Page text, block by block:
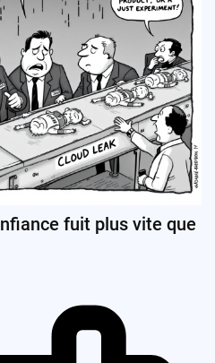
fuit plus vite que